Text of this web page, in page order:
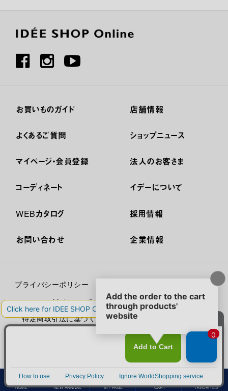
お買いものガイド
よくあるご質問
マイページ・会員登録
コーディネート
WEBカタログ
お問い合わせ
店舗情報
ショップニュース
法人のお客さま
イデーについて
採用情報
企業情報
プライバシーポリシー
ご利用規約
cookieについて
セキュリティーについて
特定商取引法に基づく表示
古物営業法に基づく表示
HOME NEW ARRIVAL MY PAGE CART FAVORITES